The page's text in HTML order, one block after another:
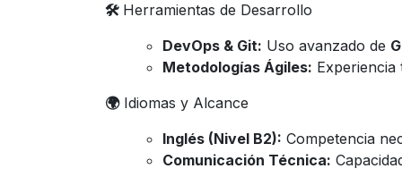
🛠️ Herramientas de Desarrollo
DevOps & Git: Uso avanzado de
Metodologías Ágiles:
🌍Idiomas y Alcance
Inglés (Nivel B2): Competencia
Comunicación Técnica: